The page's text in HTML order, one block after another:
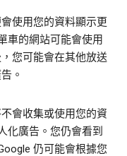
使用您的資料顯示更
車的網站可能會使用
您可能會在其他放送
。
會收集或使用您的資
化廣告。您仍會看到
仍可能會根據您